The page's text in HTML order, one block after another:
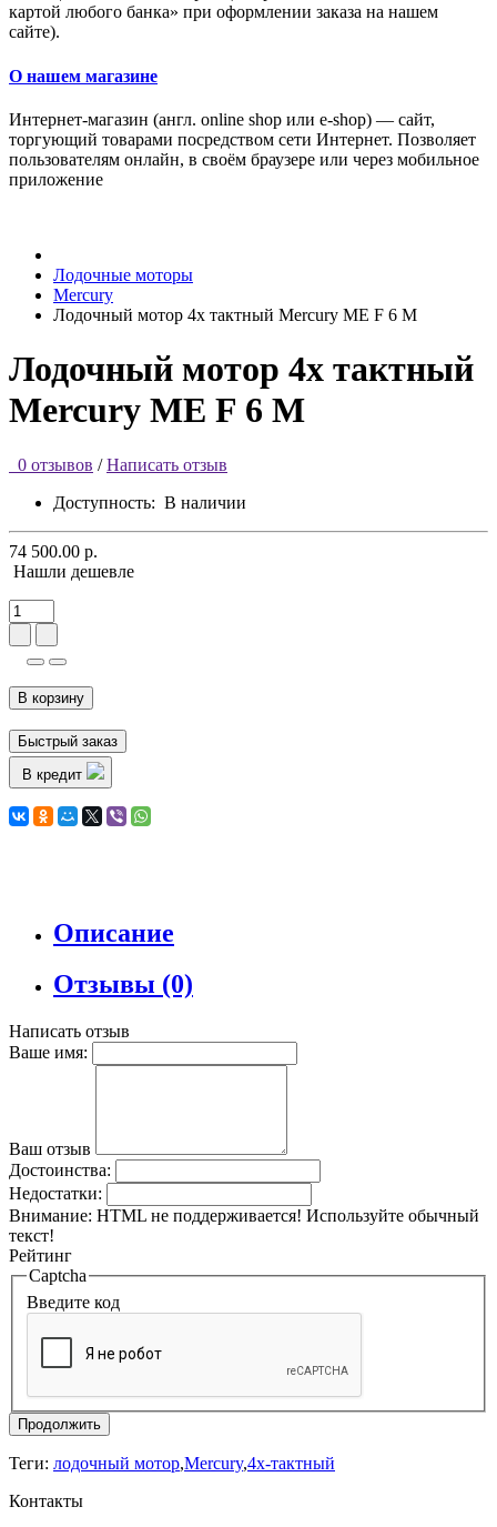
картой любого банка» при оформлении заказа на нашем
сайте).
О нашем магазине
Интернет-магазин (англ. online shop или e-shop) — сайт,
торгующий товарами посредством сети Интернет. Позволяет
пользователям онлайн, в своём браузере или через мобильное
приложение
Лодочные моторы
Mercury
Лодочный мотор 4х тактный Mercury ME F 6 M
Лодочный мотор 4х тактный
Mercury ME F 6 M
0 отзывов / Написать отзыв
Доступность: В наличии
74 500.00 р.
Нашли дешевле
В корзину
Быстрый заказ
В кредит
Описание
Отзывы (0)
Написать отзыв
Ваше имя:
Ваш отзыв
Достоинства:
Недостатки:
Внимание: HTML не поддерживается! Используйте обычный
текст!
Рейтинг
Captcha
Введите код
Продолжить
Теги: лодочный мотор,Mercury,4х-тактный
Контакты